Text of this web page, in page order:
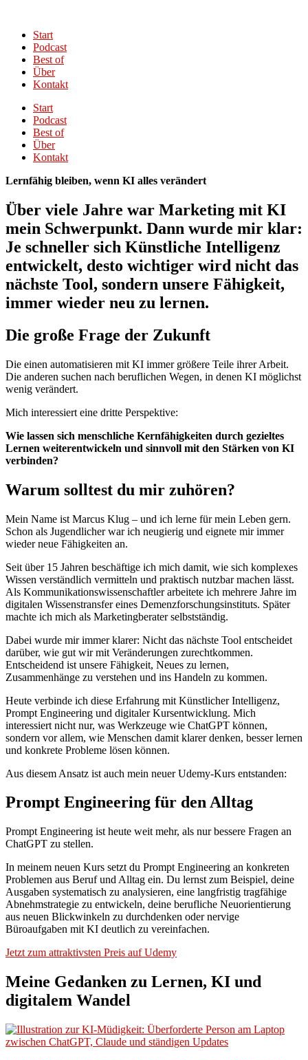
Start
Podcast
Best of
Über
Kontakt
Start
Podcast
Best of
Über
Kontakt
Lernfähig bleiben, wenn KI alles verändert
Über viele Jahre war Marketing mit KI
mein Schwerpunkt. Dann wurde mir klar:
Je schneller sich Künstliche Intelligenz
entwickelt, desto wichtiger wird nicht das
nächste Tool, sondern unsere Fähigkeit,
immer wieder neu zu lernen.
Die große Frage der Zukunft
Die einen automatisieren mit KI immer größere Teile ihrer Arbeit.
Die anderen suchen nach beruflichen Wegen, in denen KI möglichst
wenig verändert.
Mich interessiert eine dritte Perspektive:
Wie lassen sich menschliche Kernfähigkeiten durch gezieltes
Lernen weiterentwickeln und sinnvoll mit den Stärken von KI
verbinden?
Warum solltest du mir zuhören?
Mein Name ist Marcus Klug – und ich lerne für mein Leben gern.
Schon als Jugendlicher war ich neugierig und eignete mir immer
wieder neue Fähigkeiten an.
Seit über 15 Jahren beschäftige ich mich damit, wie sich komplexes
Wissen verständlich vermitteln und praktisch nutzbar machen lässt.
Als Kommunikationswissenschaftler arbeitete ich mehrere Jahre im
digitalen Wissenstransfer eines Demenzforschungsinstituts. Später
machte ich mich als Marketingberater selbstständig.
Dabei wurde mir immer klarer: Nicht das nächste Tool entscheidet
darüber, wie gut wir mit Veränderungen zurechtkommen.
Entscheidend ist unsere Fähigkeit, Neues zu lernen,
Zusammenhänge zu verstehen und ins Handeln zu kommen.
Heute verbinde ich diese Erfahrung mit Künstlicher Intelligenz,
Prompt Engineering und digitaler Kursentwicklung. Mich
interessiert nicht nur, was Werkzeuge wie ChatGPT können,
sondern vor allem, wie Menschen damit klarer denken, besser lernen
und konkrete Probleme lösen können.
Aus diesem Ansatz ist auch mein neuer Udemy-Kurs entstanden:
Prompt Engineering für den Alltag
Prompt Engineering ist heute weit mehr, als nur bessere Fragen an
ChatGPT zu stellen.
In meinem neuen Kurs setzt du Prompt Engineering an konkreten
Problemen aus Beruf und Alltag ein. Du lernst zum Beispiel, deine
Ausgaben systematisch zu analysieren, eine langfristig tragfähige
Abnehmstrategie zu entwickeln, deine berufliche Neuorientierung
aus neuen Blickwinkeln zu durchdenken oder nervige
Büroaufgaben mit KI deutlich zu vereinfachen.
Jetzt zum attraktivsten Preis auf Udemy
Meine Gedanken zu Lernen, KI und
digitalem Wandel